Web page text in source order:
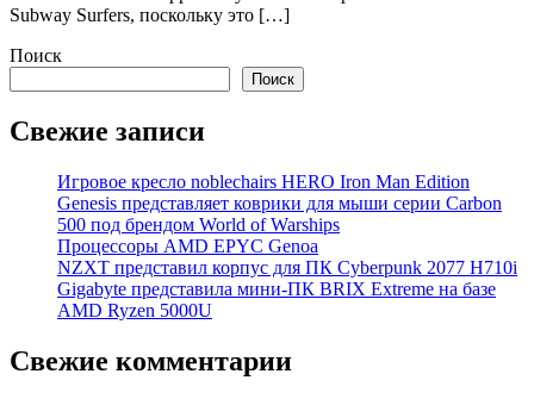
Subway Surfers, поскольку это […]
Поиск
Поиск
Свежие записи
Игровое кресло noblechairs HERO Iron Man Edition
Genesis представляет коврики для мыши серии Carbon
500 под брендом World of Warships
Процессоры AMD EPYC Genoa
NZXT представил корпус для ПК Cyberpunk 2077 H710i
Gigabyte представила мини-ПК BRIX Extreme на базе
AMD Ryzen 5000U
Свежие комментарии